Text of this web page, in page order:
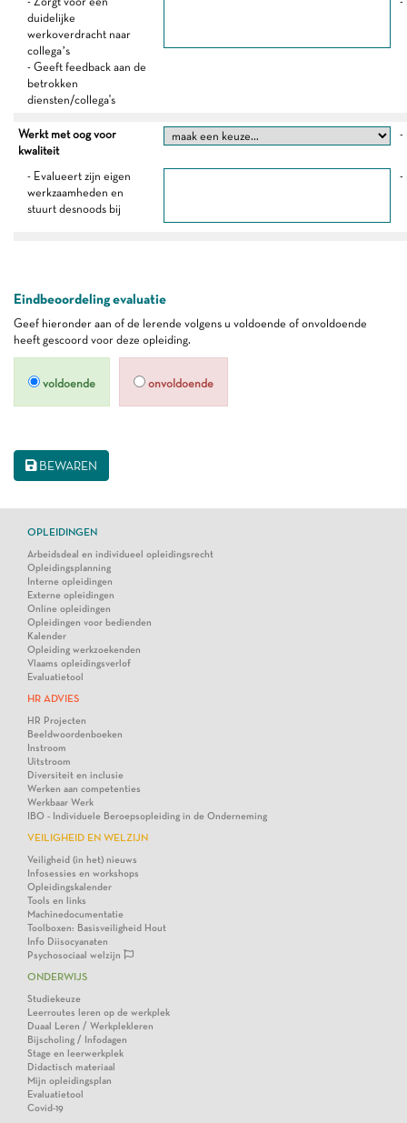
duidelijke
werkoverdracht naar
collega’s
- Geeft feedback aan de
betrokken
diensten/collega's
Werkt met oog voor
kwaliteit
-
- Evalueert zijn eigen
werkzaamheden en
stuurt desnoods bij
-
Eindbeoordeling evaluatie
Geef hieronder aan of de lerende volgens u voldoende of onvoldoende
heeft gescoord voor deze opleiding.
voldoende onvoldoende
BEWAREN
OPLEIDINGEN
Arbeidsdeal en individueel opleidingsrecht
Opleidingsplanning
Interne opleidingen
Externe opleidingen
Online opleidingen
Opleidingen voor bedienden
Kalender
Opleiding werkzoekenden
Vlaams opleidingsverlof
Evaluatietool
HR ADVIES
HR Projecten
Beeldwoordenboeken
Instroom
Uitstroom
Diversiteit en inclusie
Werken aan competenties
Werkbaar Werk
IBO - Individuele Beroepsopleiding in de Onderneming
VEILIGHEID EN WELZIJN
Veiligheid (in het) nieuws
Infosessies en workshops
Opleidingskalender
Tools en links
Machinedocumentatie
Toolboxen: Basisveiligheid Hout
Info Diisocyanaten
Psychosociaal welzijn
ONDERWIJS
Studiekeuze
Leerroutes leren op de werkplek
Duaal Leren / Werkplekleren
Bijscholing / Infodagen
Stage en leerwerkplek
Didactisch materiaal
Mijn opleidingsplan
Evaluatietool
Covid-19